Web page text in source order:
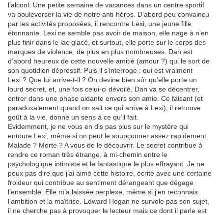
l’alcool. Une petite semaine de vacances dans un centre sportif
va bouleverser la vie de notre anti-héros. D’abord peu convaincu
par les activités proposées, il rencontre Lexi, une jeune fille
étonnante. Lexi ne semble pas avoir de maison, elle nage à n’en
plus finir dans le lac glacé, et surtout, elle porte sur le corps des
marques de violence, de plus en plus nombreuses. Dan est
d’abord heureux de cette nouvelle amitié (amour ?) qui le sort de
son quotidien dépressif. Puis il s’interroge : qui est vraiment
Lexi ? Que lui arrive-t-il ? On devine bien sûr qu’elle porte un
lourd secret, et, une fois celui-ci dévoilé, Dan va se décentrer,
entrer dans une phase aidante envers son amie. Ce faisant (et
paradoxalement quand on sait ce qui arrive à Lexi), il retrouve
goût à la vie, donne un sens à ce qu’il fait.
Evidemment, je ne vous en dis pas plus sur le mystère qui
entoure Lexi, même si on peut le soupçonner assez rapidement.
Malade ? Morte ? A vous de le découvrir. Le secret contribue à
rendre ce roman très étrange, à mi-chemin entre le
psychologique intimiste et le fantastique le plus effrayant. Je ne
peux pas dire que j’ai aimé cette histoire, écrite avec une certaine
froideur qui contribue au sentiment dérangeant que dégage
l’ensemble. Elle m’a laissée perplexe, même si j’en reconnais
l’ambition et la maîtrise. Edward Hogan ne survole pas son sujet,
il ne cherche pas à provoquer le lecteur mais ce dont il parle est